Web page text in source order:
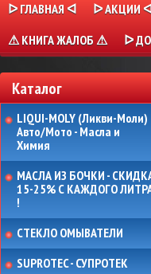
ᐅ ГЛАВНАЯ ᐊ ᐅ АКЦИИ
⚠ КНИГА ЖАЛОБ ⚠
ᐅ
Каталог
LIQUI-MOLY (Ликви-Моли)
Авто/Мото - Масла и
Химия
МАСЛА ИЗ БОЧКИ -
15-25% С КАЖДОГО
!
СТЕКЛО ОМЫВАТЕЛИ
SUPROTEC - СУПРОТЕК